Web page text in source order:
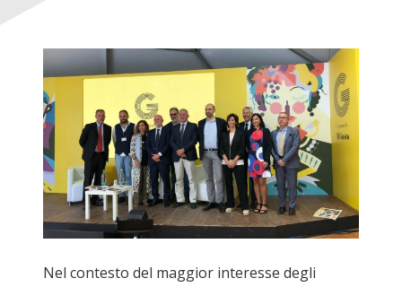
Nel contesto del maggior interesse degli